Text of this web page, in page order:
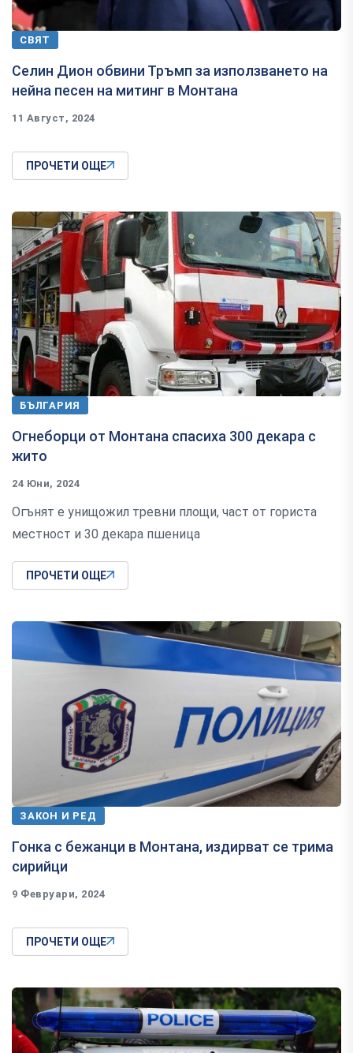
СВЯТ
Селин Дион обвини Тръмп за използването на
нейна песен на митинг в Монтана
11 Август, 2024
ПРОЧЕТИ ОЩЕ
БЪЛГАРИЯ
Огнеборци от Монтана спасиха 300 декара с
жито
24 Юни, 2024
Огънят е унищожил тревни площи, част от гориста
местност и 30 декара пшеница
ПРОЧЕТИ ОЩЕ
ЗАКОН И РЕД
Гонка с бежанци в Монтана, издирват се трима
сирийци
9 Февруари, 2024
ПРОЧЕТИ ОЩЕ